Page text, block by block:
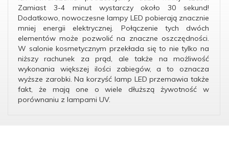
Zamiast 3-4 minut wystarczy około 30 sekund!
Dodatkowo, nowoczesne lampy LED pobierają znacznie
mniej energii elektrycznej. Połączenie tych dwóch
elementów może pozwolić na znaczne oszczędności.
W salonie kosmetycznym przekłada się to nie tylko na
niższy rachunek za prąd, ale także na możliwość
wykonania większej ilości zabiegów, a to oznacza
wyższe zarobki. Na korzyść lamp LED przemawia także
fakt, że mają one o wiele dłuższą żywotność w
porównaniu z lampami UV.